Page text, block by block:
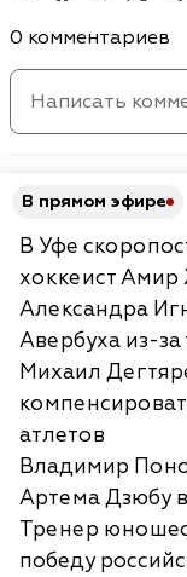
0 комментариев
В прямом эфире
В Уфе
хоккеист Амир
Александра
Авербуха из-
Михаил
атлетов
Владимир
Артема Дзюбу
Тренер
победу